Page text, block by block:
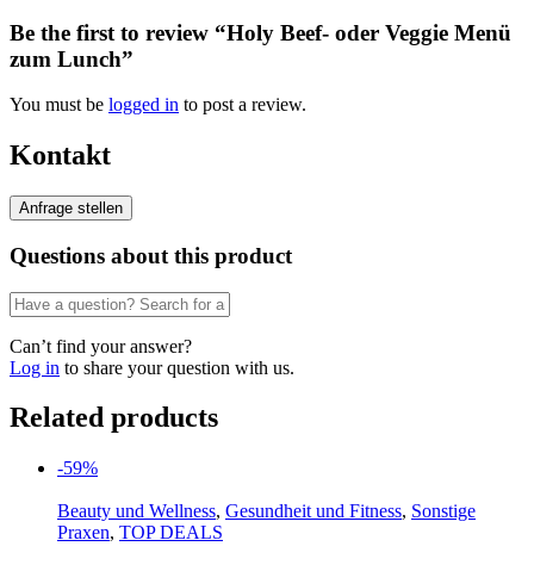
Be the first to review “Holy Beef- oder Veggie Menü
zum Lunch”
You must be logged in to post a review.
Kontakt
Questions about this product
Can’t find your answer?
Log in to share your question with us.
Related products
-59%
Beauty und Wellness, Gesundheit und Fitness, Sonstige
Praxen, TOP DEALS